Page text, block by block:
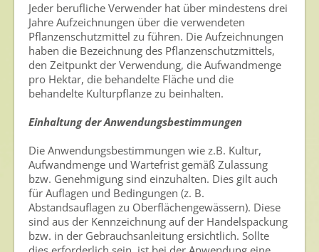
Jeder berufliche Verwender hat über mindestens drei
Jahre Aufzeichnungen über die verwendeten
Pflanzenschutzmittel zu führen. Die Aufzeichnungen
haben die Bezeichnung des Pflanzenschutzmittels,
den Zeitpunkt der Verwendung, die Aufwandmenge
pro Hektar, die behandelte Fläche und die
behandelte Kulturpflanze zu beinhalten.
Einhaltung der Anwendungsbestimmungen
Die Anwendungsbestimmungen wie z.B. Kultur,
Aufwandmenge und Wartefrist gemäß Zulassung
bzw. Genehmigung sind einzuhalten. Dies gilt auch
für Auflagen und Bedingungen (z. B.
Abstandsauflagen zu Oberflächengewässern). Diese
sind aus der Kennzeichnung auf der Handelspackung
bzw. in der Gebrauchsanleitung ersichtlich. Sollte